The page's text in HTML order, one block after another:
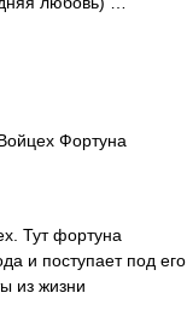
Фортуна
Тут фортуна
и поступает под его
из жизни